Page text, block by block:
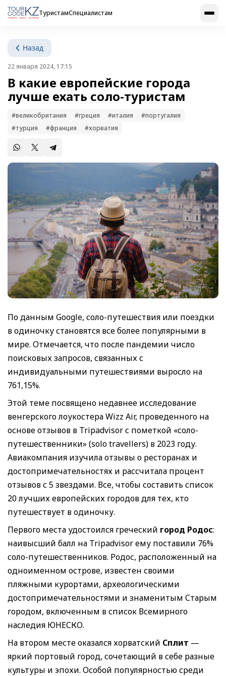
ТуристамСпециалистам
Назад
22 января 2024, 17:15
В какие европейские города
лучше ехать соло-туристам
#великобритания #греция #италия
#португалия
#турция
#франция #хорватия
По данным Google, соло-путешествия или поездки
в одиночку становятся все более популярными в
мире. Отмечается, что после пандемии число
поисковых запросов, связанных с
индивидуальными путешествиями выросло на
761,15%.
Этой теме посвящено недавнее исследование
венгерского лоукостера Wizz Air, проведенного на
основе отзывов в Tripadvisor с пометкой «соло-
путешественники» (solo travellers) в 2023 году.
Авиакомпания изучила отзывы о ресторанах и
достопримечательностях и рассчитала процент
отзывов с 5 звездами. Все, чтобы составить список
20 лучших европейских городов для тех, кто
путешествует в одиночку.
Первого места удостоился греческий город Родос:
наивысший балл на Tripadvisor ему поставили 76%
соло-путешественников. Родос, расположенный на
одноименном острове, известен своими
пляжными курортами, археологическими
достопримечательностями и знаменитым Старым
городом, включенным в список Всемирного
наследия ЮНЕСКО.
На втором месте оказался хорватский Сплит —
яркий портовый город, сочетающий в себе разные
культуры и эпохи. Особой популярностью среди